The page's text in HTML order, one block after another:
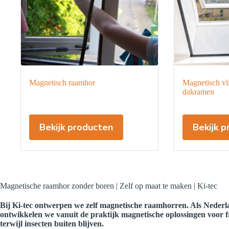
Magnetisch raamhor
Bekijk producten
Dit
product
heeft
kan
worden
op
de
Magnetisch
dakramen
Bekijk
Dit
product
heeft
kan
gekozen
worden
op
de
Magnetische raamhor zonder boren | Zelf op maat te maken | Ki-tec
Bij Ki-tec ontwerpen we zelf magnetische raamhorren. Als
ontwikkelen we vanuit de praktijk magnetische oplossingen voor
terwijl insecten buiten blijven.